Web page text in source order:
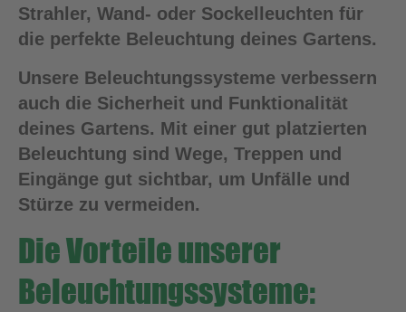
Strahler, Wand- oder Sockelleuchten für
die perfekte Beleuchtung deines Gartens.
Unsere Beleuchtungssysteme verbessern
auch die Sicherheit und Funktionalität
deines Gartens. Mit einer gut platzierten
Beleuchtung sind Wege, Treppen und
Eingänge gut sichtbar, um Unfälle und
Stürze zu vermeiden.
Die Vorteile unserer
Beleuchtungssysteme: